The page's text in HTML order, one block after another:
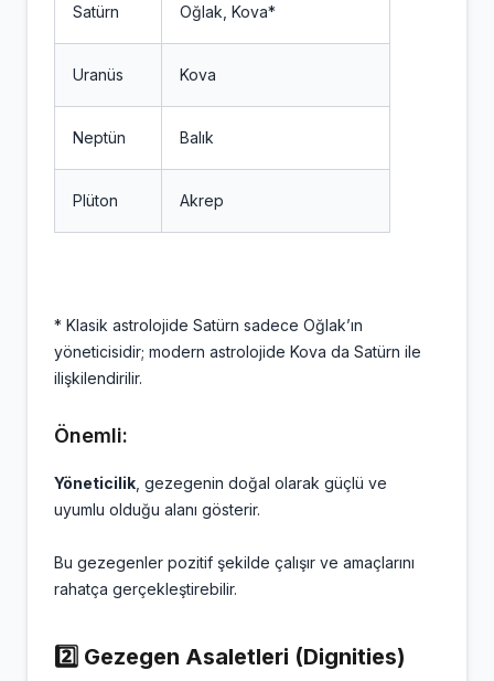
Satürn Oğlak, Kova*
Uranüs Kova
Neptün Balık
Plüton Akrep
* Klasik astrolojide Satürn sadece Oğlak’ın
yöneticisidir; modern astrolojide Kova da Satürn ile
ilişkilendirilir.
Önemli:
Yöneticilik , gezegenin doğal olarak güçlü ve
uyumlu olduğu alanı gösterir.
Bu gezegenler pozitif şekilde çalışır ve amaçlarını
rahatça gerçekleştirebilir.
2️⃣ Gezegen Asaletleri (Dignities)